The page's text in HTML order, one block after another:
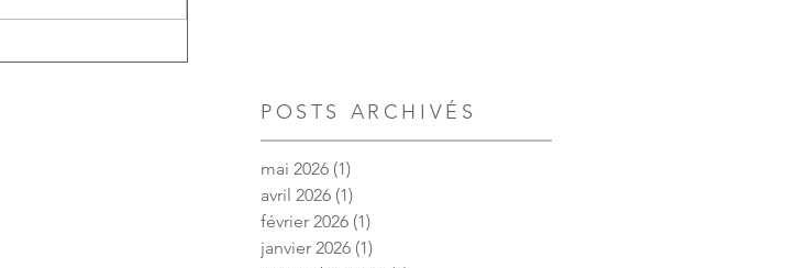
POSTS ARCHIVÉS
mai 2026 (1)
avril 2026 (1)
février 2026 (1)
janvier 2026 (1)